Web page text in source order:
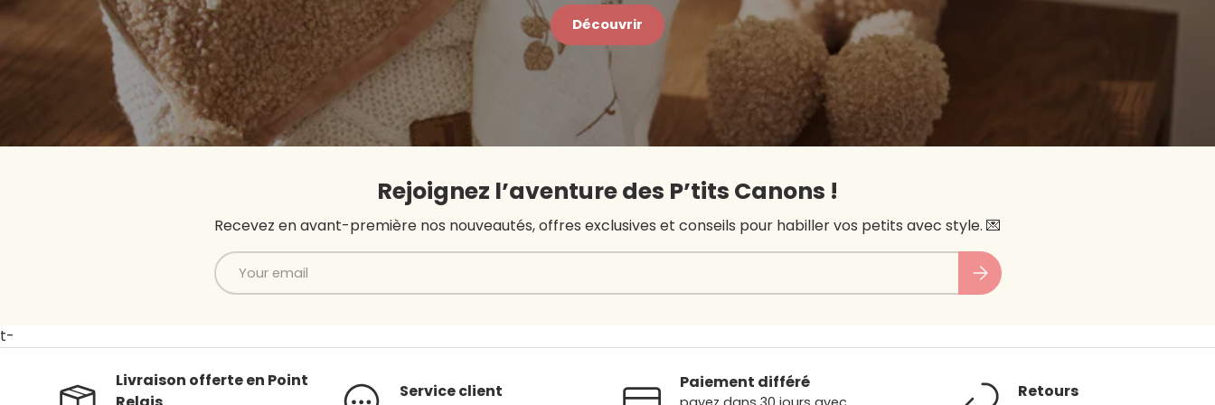
Découvrir
Rejoignez l’aventure des P’tits Canons !
Recevez en avant-première nos nouveautés, offres exclusives et conseils pour habiller vos petits avec style. 💌
Email Subscribe
t-
Livraison offerte en Point
Service client Paiement différé Retours